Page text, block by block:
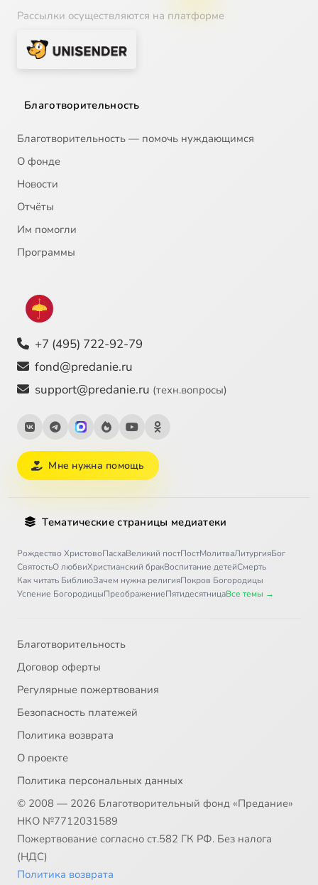
Рассылки осуществляются на платформе
Благотворительность
Благотворительность — помочь нуждающимся
О фонде
Новости
Отчёты
Им помогли
Программы
+7 (495) 722-92-79
fond@predanie.ru
support@predanie.ru (техн.вопросы)
Мне нужна помощь
Тематические страницы медиатеки
Рождество ХристовоПасхаВеликий постПостМолитваЛитургияБог
СвятостьО любвиХристианский бракВоспитание детейСмерть
Как читать БиблиюЗачем нужна религияПокров Богородицы
Успение БогородицыПреображениеПятидесятницаВсе темы →
Благотворительность
Договор оферты
Регулярные пожертвования
Безопасность платежей
Политика возврата
О проекте
Политика персональных данных
© 2008 — 2026 Благотворительный фонд «Предание»
НКО №7712031589
Пожертвование согласно ст.582 ГК РФ. Без налога
(НДС)
Политика возврата